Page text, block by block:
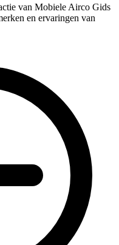
van Mobiele Airco Gids
en ervaringen van